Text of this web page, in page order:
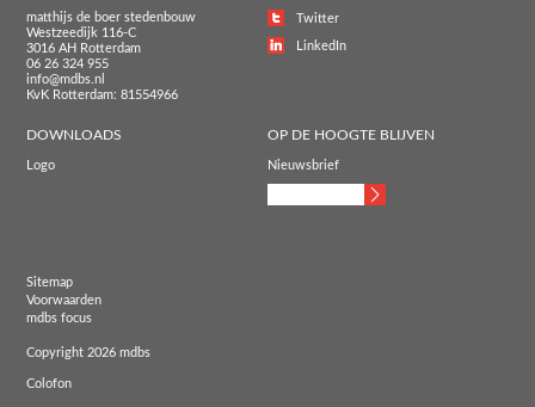
matthijs de boer stedenbouw
Westzeedijk 116-C
3016 AH Rotterdam
06 26 324 955
info@mdbs.nl
KvK Rotterdam: 81554966
Twitter
LinkedIn
DOWNLOADS
Logo
OP DE HOOGTE BLIJVEN
Nieuwsbrief
Sitemap
Voorwaarden
mdbs focus
Copyright 2026 mdbs
Colofon